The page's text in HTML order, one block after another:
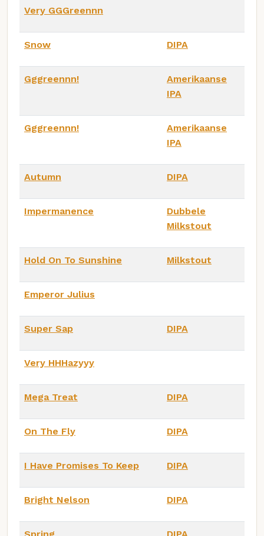
Very GGGreennn
Snow DIPA
Gggreennn!
Amerikaanse
IPA
Gggreennn!
Amerikaanse
IPA
Autumn DIPA
Impermanence
Dubbele
Milkstout
Hold On To Sunshine Milkstout
Emperor Julius
Super Sap DIPA
Very HHHazyyy
Mega Treat DIPA
On The Fly DIPA
I Have Promises To Keep DIPA
Bright Nelson DIPA